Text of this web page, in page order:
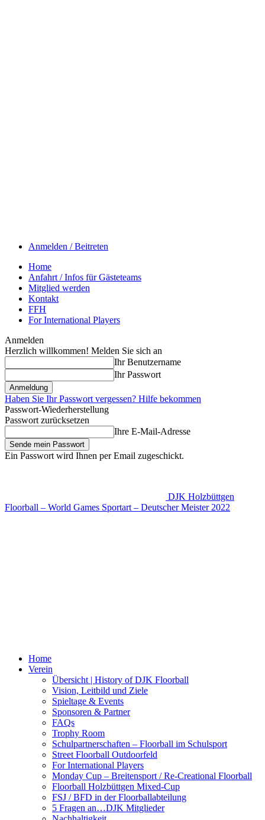
Anmelden / Beitreten
Home
Anfahrt / Infos für Gästeteams
Mitglied werden
Kontakt
FFH
For International Players
Anmelden
Herzlich willkommen! Melden Sie sich an
Ihr Benutzername
Ihr Passwort
Haben Sie Ihr Passwort vergessen? Hilfe bekommen
Passwort-Wiederherstellung
Passwort zurücksetzen
Ihre E-Mail-Adresse
Ein Passwort wird Ihnen per Email zugeschickt.
DJK Holzbüttgen
Floorball – World Games Sportart – Deutscher Meister 2022
Home
Verein
Übersicht | History of DJK Floorball
Vision, Leitbild und Ziele
Spieltage & Events
Sponsoren & Partner
FAQs
Trophy Room
Schulpartnerschaften – Floorball im Schulsport
Street Floorball Outdoorfeld
For International Players
Monday Cup – Breitensport / Re-Creational Floorball
Floorball Holzbüttgen Mixed-Cup
FSJ / BFD in der Floorballabteilung
5 Fragen an…DJK Mitglieder